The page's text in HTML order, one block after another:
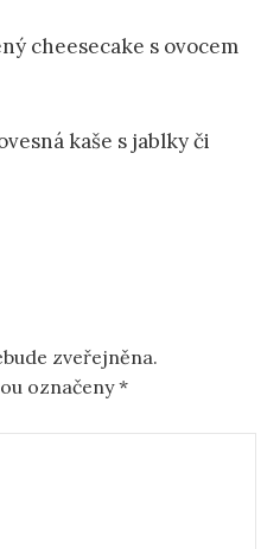
cheesecake s ovocem
kaše s jablky či
zveřejněna.
označeny*